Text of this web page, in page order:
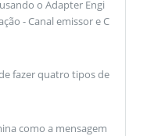
o Adapter Engi
- Canal emissor e C
fazer quatro tipos de
como a mensagem